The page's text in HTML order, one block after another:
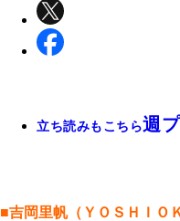
立ち読みもこちら週
■吉岡里帆（ＹＯＳＨＩＯ